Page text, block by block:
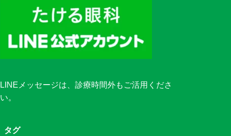
LINEメッセージは、診療時間外もご活用くださ
い。
タグ